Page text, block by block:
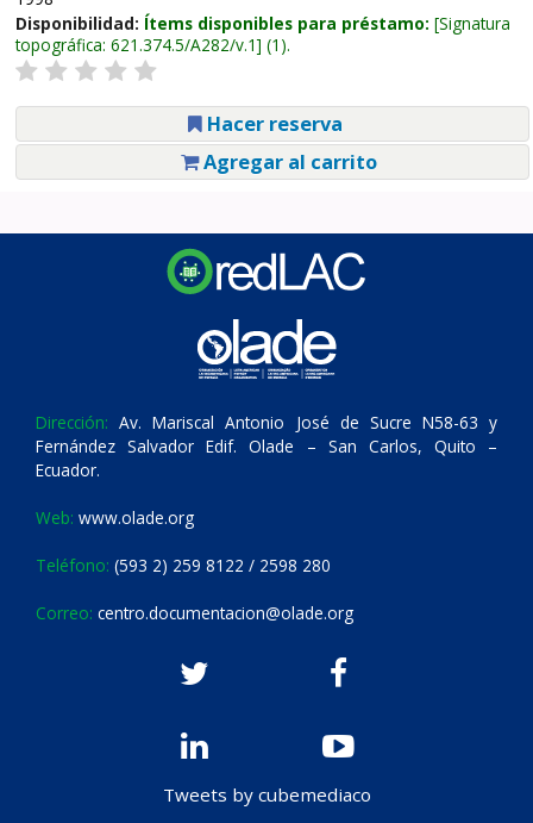
Disponibilidad: Ítems disponibles para préstamo: Signatura
topográfica: 621.374.5/A282/v.1 (1).
Hacer reserva
Agregar al carrito
Dirección: Av. Mariscal Antonio José de Sucre N58-63 y
Fernández Salvador Edif. Olade – San Carlos, Quito –
Ecuador.
Web: www.olade.org
Teléfono: (593 2) 259 8122 / 2598 280
Correo: centro.documentacion@olade.org
Tweets by cubemediaco